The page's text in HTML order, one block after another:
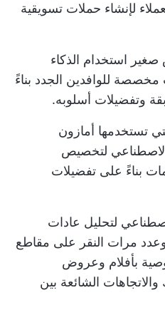
لإنشاء حملات تسويقية
استخدام الذكاء
للوافدين الجدد بناءً
وتفضيلات أسلوبه.
تستخدمها أمازون
لتخصيص
بناءً على تفضيلات
لتحليل عادات
مرات النقر على مقاطع
بأفلام وعروض
الشائعة بين